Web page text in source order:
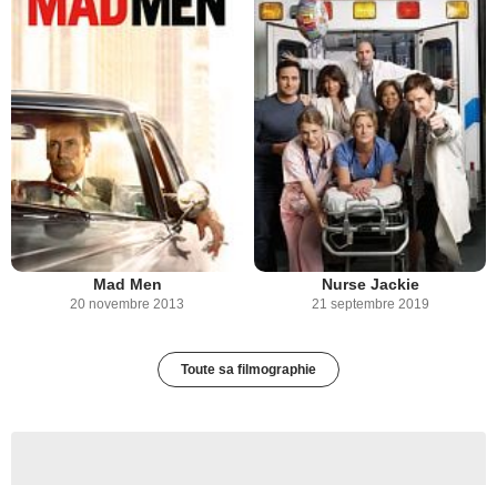
Mad Men
20 novembre 2013
Nurse Jackie
21 septembre 2019
Toute sa filmographie